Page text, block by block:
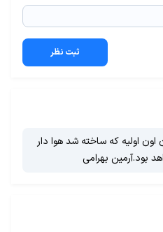
ثبت نظر
اون اولیه که ساخته شد هوا دار
بود.آرمین بهرامی